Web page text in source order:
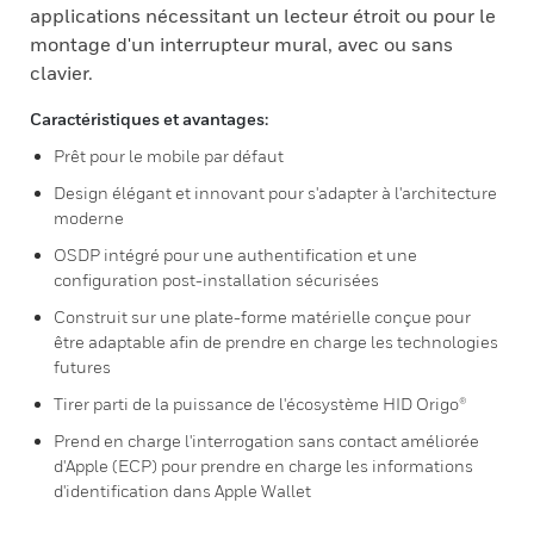
applications nécessitant un lecteur étroit ou pour le
montage d'un interrupteur mural, avec ou sans
clavier.
Caractéristiques et avantages:
Prêt pour le mobile par défaut
Design élégant et innovant pour s'adapter à l'architecture
moderne
OSDP intégré pour une authentification et une
configuration post-installation sécurisées
Construit sur une plate-forme matérielle conçue pour
être adaptable afin de prendre en charge les technologies
futures
Tirer parti de la puissance de l'écosystème HID Origo®
Prend en charge l'interrogation sans contact améliorée
d'Apple (ECP) pour prendre en charge les informations
d'identification dans Apple Wallet